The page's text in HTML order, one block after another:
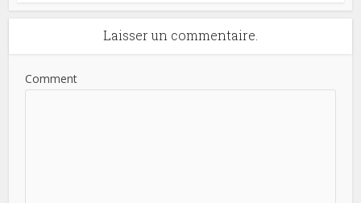
Laisser un commentaire.
Comment